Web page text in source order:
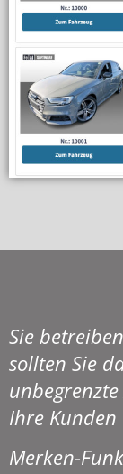
Sie
sollten Sie
Ihre
Merken-